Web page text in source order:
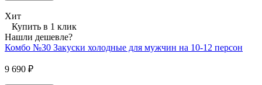
Хит
Купить в 1 клик
Нашли дешевле?
Комбо №30 Закуски холодные для мужчин на 10-12 персон
9 690 ₽